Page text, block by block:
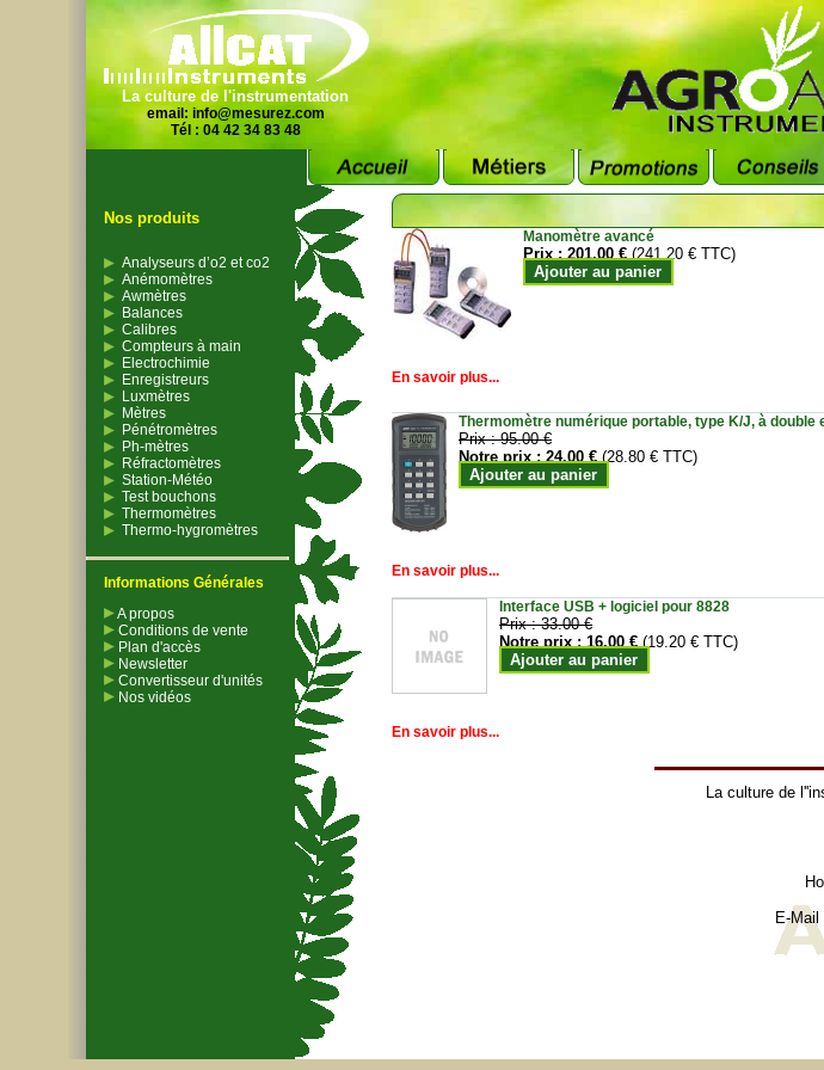
La culture de l'instrumentation
email: info@mesurez.com
Tél : 04 42 34 83 48
Nos produits
Analyseurs d’o2 et co2
Anémomètres
Awmètres
Balances
Calibres
Compteurs à main
Electrochimie
Enregistreurs
Luxmètres
Mètres
Pénétromètres
Ph-mètres
Réfractomètres
Station-Météo
Test bouchons
Thermomètres
Thermo-hygromètres
Informations Générales
A propos
Conditions de vente
Plan d'accès
Newsletter
Convertisseur d'unités
Nos vidéos
Manomètre avancé
Prix :201.00 € (241.20 € TTC)
Ajouter au panier
En savoir plus...
Thermomètre numérique portable, type K/J, à double
Prix :95.00 €
Notre prix :24.00 € (28.80 € TTC)
Ajouter au panier
En savoir plus...
Interface USB + logiciel pour 8828
Prix :33.00 €
Notre prix :16.00 € (19.20 € TTC)
Ajouter au panier
En savoir plus...
La culture de
E-Mail